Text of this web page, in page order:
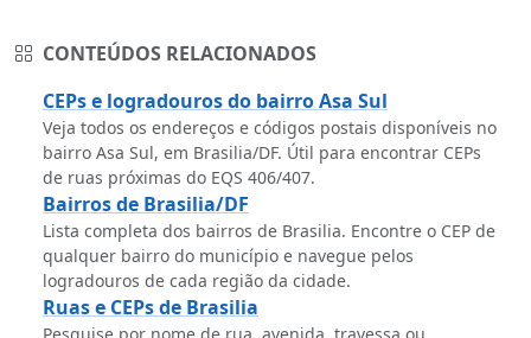
CONTEÚDOS RELACIONADOS
CEPs e logradouros do bairro Asa Sul
Veja todos os endereços e códigos postais disponíveis no
bairro Asa Sul, em Brasilia/DF. Útil para encontrar CEPs
de ruas próximas do EQS 406/407.
Bairros de Brasilia/DF
Lista completa dos bairros de Brasilia. Encontre o CEP de
qualquer bairro do município e navegue pelos
logradouros de cada região da cidade.
Ruas e CEPs de Brasilia